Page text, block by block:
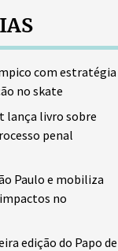
com estratégia
no skate
lança livro sobre
penal
Paulo e mobiliza
no
edição do Papo de